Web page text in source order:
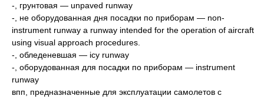
-, грунтовая — unpaved runway
-, не оборудованная дня посадки по приборам — non-
instrument runway a runway intended for the operation of aircraft
using visual approach procedures.
-, обледеневшая — icy runway
-, оборудованная для посадки по приборам — instrument
runway
впп, предназначенные для эксплуатации самолетов с